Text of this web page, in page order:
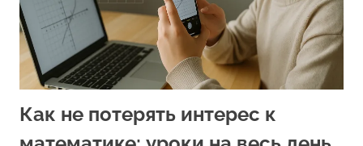
Как не потерять интерес к